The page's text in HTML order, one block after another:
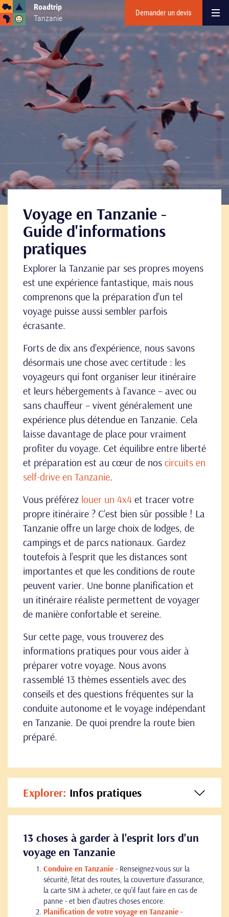
Roadtrip
Tanzanie
Demander un devis
Voyage en Tanzanie -
Guide d'informations
pratiques
Explorer la Tanzanie par ses propres moyens
est une expérience fantastique, mais nous
comprenons que la préparation d’un tel
voyage puisse aussi sembler parfois
écrasante.
Forts de dix ans d’expérience, nous savons
désormais une chose avec certitude : les
voyageurs qui font organiser leur itinéraire
et leurs hébergements à l’avance – avec ou
sans chauffeur – vivent généralement une
expérience plus détendue en Tanzanie. Cela
laisse davantage de place pour vraiment
profiter du voyage. Cet équilibre entre liberté
et préparation est au cœur de nos circuits en
self-drive en Tanzanie.
Vous préférez louer un 4x4 et tracer votre
propre itinéraire ? C’est bien sûr possible ! La
Tanzanie offre un large choix de lodges, de
campings et de parcs nationaux. Gardez
toutefois à l’esprit que les distances sont
importantes et que les conditions de route
peuvent varier. Une bonne planification et
un itinéraire réaliste permettent de voyager
de manière confortable et sereine.
Sur cette page, vous trouverez des
informations pratiques pour vous aider à
préparer votre voyage. Nous avons
rassemblé 13 thèmes essentiels avec des
conseils et des questions fréquentes sur la
conduite autonome et le voyage indépendant
en Tanzanie. De quoi prendre la route bien
préparé.
Explorer: Infos pratiques
13 choses à garder à l'esprit lors d'un
voyage en Tanzanie
Conduire en Tanzanie - Renseignez-vous sur la
sécurité, l'état des routes, la couverture d'assurance,
la carte SIM à acheter, ce qu'il faut faire en cas de
panne - et bien d'autres choses encore.
Planification de votre voyage en Tanzanie -